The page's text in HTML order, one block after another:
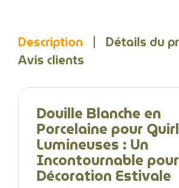
Description
Détails du
Avis clients
Douille Blanche en
Porcelaine pour
Lumineuses : Un
Incontournable
Décoration Estivale